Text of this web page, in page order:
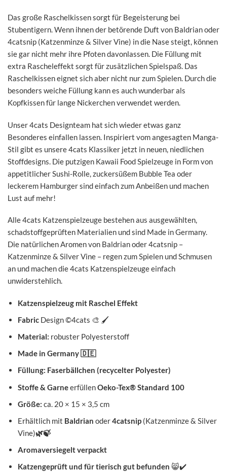
Das große Raschelkissen sorgt für Begeisterung bei
Stubentigern. Wenn ihnen der betörende Duft von Baldrian oder
4catsnip (Katzenminze & Silver Vine) in die Nase steigt, können
sie gar nicht mehr ihre Pfoten davonlassen. Die Füllung mit
extra Rascheleffekt sorgt für zusätzlichen Spielspaß. Das
Raschelkissen eignet sich aber nicht nur zum Spielen. Durch die
besonders weiche Füllung kann es auch wunderbar als
Kopfkissen für lange Nickerchen verwendet werden.
Unser 4cats Designteam hat sich wieder etwas ganz
Besonderes einfallen lassen. Inspiriert vom angesagten Manga-
Stil gibt es unsere 4cats Klassiker jetzt in neuen, niedlichen
Stoffdesigns. Die putzigen Kawaii Food Spielzeuge in Form von
appetitlicher Sushi-Rolle, zuckersüßem Bubble Tea oder
leckerem Hamburger sind einfach zum Anbeißen und machen
Lust auf mehr!
Alle 4cats Katzenspielzeuge bestehen aus ausgewählten,
schadstoffgeprüften Materialien und sind Made in Germany.
Die natürlichen Aromen von Baldrian oder 4catsnip –
Katzenminze & Silver Vine – regen zum Spielen und Schmusen
an und machen die 4cats Katzenspielzeuge einfach
unwiderstehlich.
Katzenspielzeug mit Raschel Effekt
FabricDesign ©4cats 🎨 🖌️
Material: robuster Polyesterstoff
Made in Germany🇩🇪
Füllung: Faserbällchen (recycelter Polyester)
Stoffe & GarneerfüllenOeko-Tex® Standard 100
Größe: ca. 20 × 15 × 3,5 cm
Erhältlich mit Baldrian oder4catsnip(Katzenminze & Silver
Vine)🌿🍃
Aromaversiegelt verpackt
Katzengeprüft und für tierisch gut befunden 😸✔️